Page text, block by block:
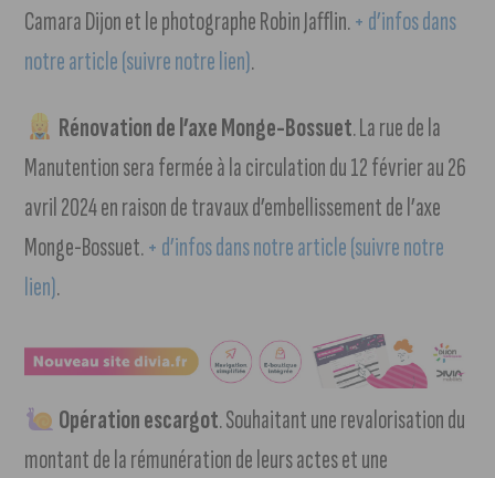
Camara Dijon et le photographe Robin Jafflin.+ d’infos dans
notre article (suivre notre lien).
Rénovation de l’axe Monge-Bossuet. La rue de la
Manutention sera fermée à la circulation du 12 février au 26
avril 2024 en raison de travaux d’embellissement de l’axe
Monge-Bossuet.+ d’infos dans notre article (suivre notre
lien).
Opération escargot. Souhaitant une revalorisation du
montant de la rémunération de leurs actes et une